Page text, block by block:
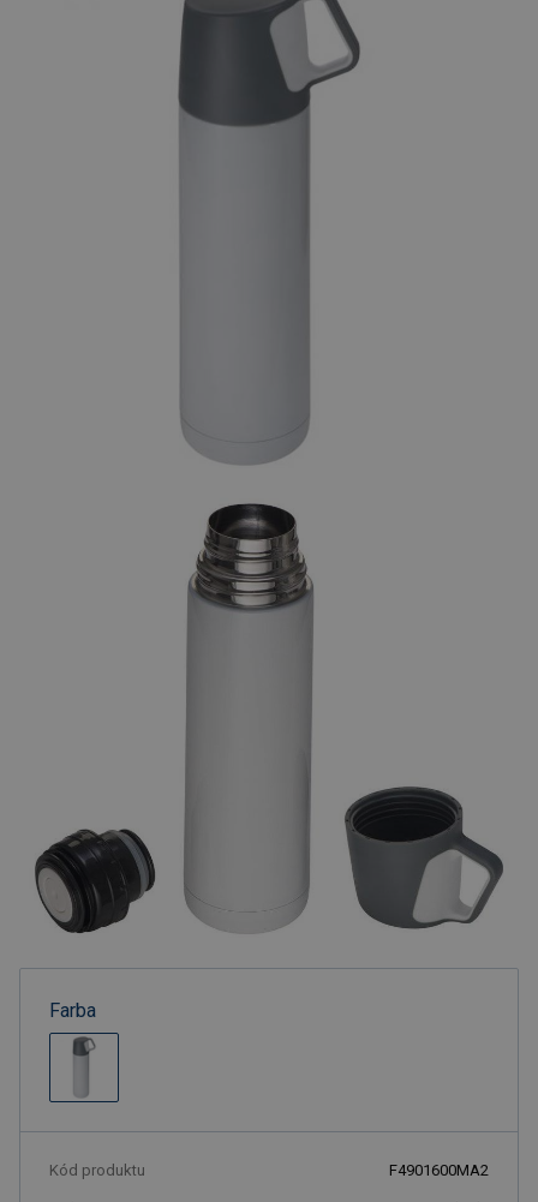
Farba
Kód produktu F4901600MA2